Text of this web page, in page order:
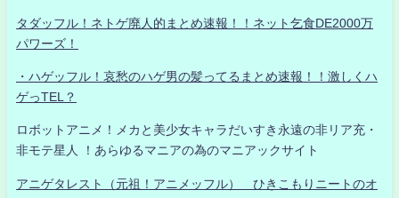
タダッフル！ネトゲ廃人的まとめ速報！！ネット乞食DE2000万
パワーズ！
・ハゲッフル！哀愁のハゲ男の髪ってるまとめ速報！！激しくハ
ゲっTEL？
ロボットアニメ！メカと美少女キャラだいすき永遠の非リア充・
非モテ星人 ！あらゆるマニアの為のマニアックサイト
アニゲタレスト（元祖！アニメッフル） ひきこもりニートのオ